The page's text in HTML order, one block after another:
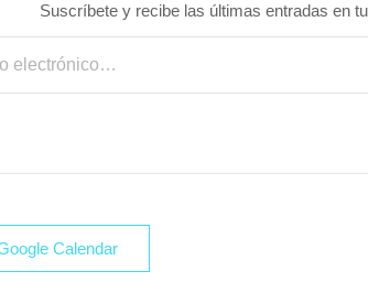
Suscríbete y recibe las últimas entradas en
Calendar